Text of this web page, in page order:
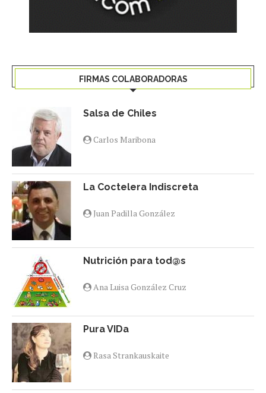
FIRMAS COLABORADORAS
Salsa de Chiles
Carlos Maribona
La Coctelera Indiscreta
Juan Padilla González
Nutrición para tod@s
Ana Luisa González Cruz
Pura VIDa
Rasa Strankauskaite